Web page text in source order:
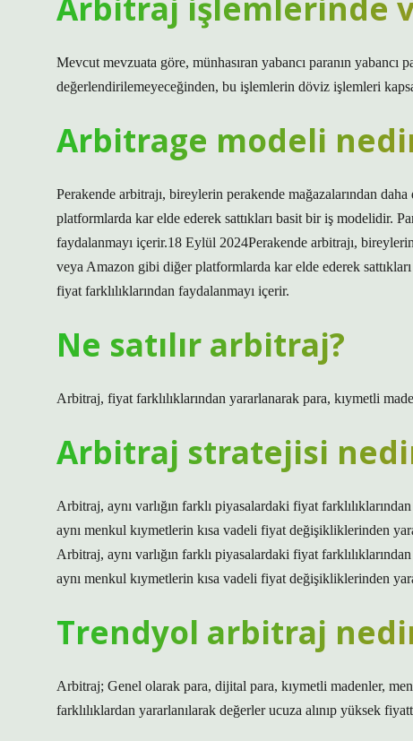
Mevcut mevzuata göre, münhasıran yabancı paranın
değerlendirilemeyeceğinden, bu işlemlerin döviz işlemleri
Arbitrage modeli
Perakende arbitrajı, bireylerin perakende mağazalarından
platformlarda kar elde ederek sattıkları basit bir iş modelidir.
faydalanmayı içerir.18 Eylül 2024Perakende arbitrajı,
veya Amazon gibi diğer platformlarda kar elde ederek
fiyat farklılıklarından faydalanmayı içerir.
Ne satılır arbitraj?
Arbitraj, fiyat farklılıklarından yararlanarak para, kıymetli
Arbitraj stratejisi
Arbitraj, aynı varlığın farklı piyasalardaki fiyat
aynı menkul kıymetlerin kısa vadeli fiyat değişikliklerinden
Arbitraj, aynı varlığın farklı piyasalardaki fiyat
aynı menkul kıymetlerin kısa vadeli fiyat değişikliklerinden
Trendyol arbitraj
Arbitraj; Genel olarak para, dijital para, kıymetli madenler,
farklılıklardan yararlanılarak değerler ucuza alınıp yüksek